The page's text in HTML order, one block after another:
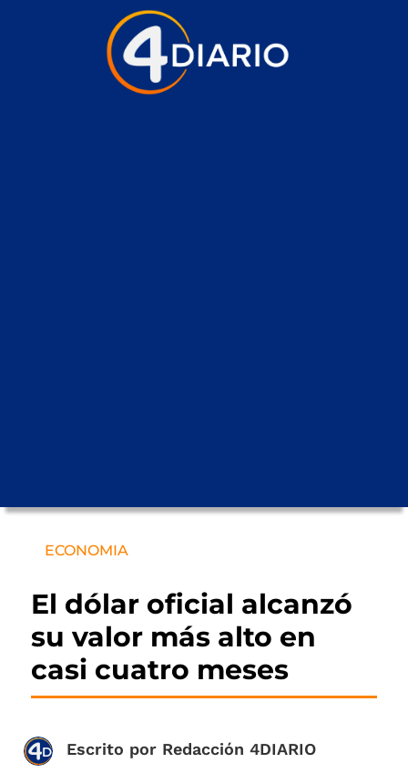
ECONOMIA
El dólar oficial alcanzó
su valor más alto en
casi cuatro meses
Escrito por Redacción 4DIARIO